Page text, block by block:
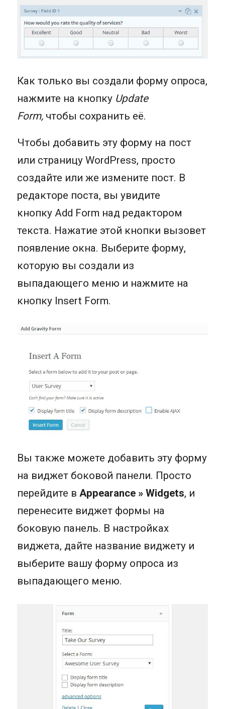
Как только вы создали форму опроса,
нажмите на кнопку Update
Form, чтобы сохранить её.
Чтобы добавить эту форму на пост
или страницу WordPress, просто
создайте или же измените пост. В
редакторе поста, вы увидите
кнопку Add Form над редактором
текста. Нажатие этой кнопки вызовет
появление окна. Выберите форму,
которую вы создали из
выпадающего меню и нажмите на
кнопку Insert Form.
Вы также можете добавить эту форму
на виджет боковой панели. Просто
перейдите в Appearance » Widgets, и
перенесите виджет формы на
боковую панель. В настройках
виджета, дайте название виджету и
выберите вашу форму опроса из
выпадающего меню.